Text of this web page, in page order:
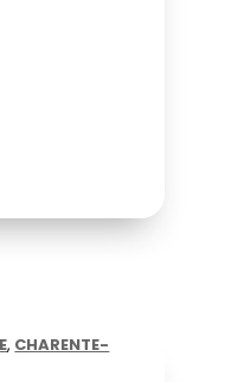
, CHARENTE-